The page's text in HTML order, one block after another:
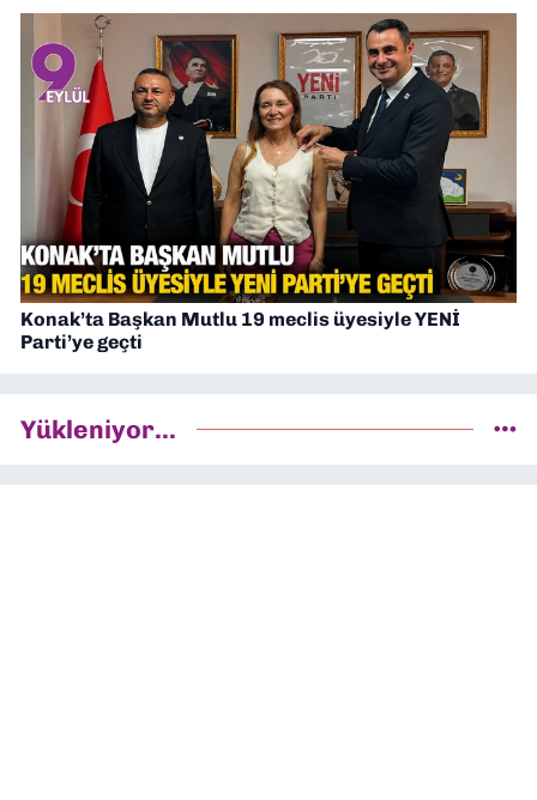
Konak’ta Başkan Mutlu 19 meclis üyesiyle YENİ
Parti’ye geçti
Yükleniyor...